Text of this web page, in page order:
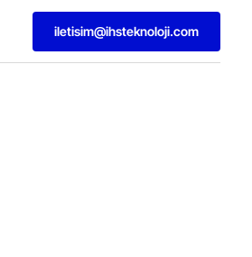
iletisim@ihsteknoloji.com